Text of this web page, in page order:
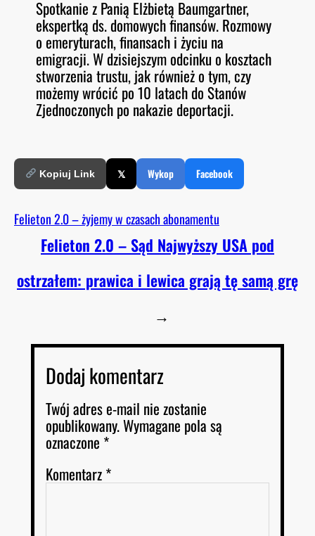
O
D
E
RSS FEED
LINK
EMBED
Spotkanie z Panią Elżbietą Baumgartner,
ekspertką ds. domowych finansów. Rozmowy
o emeryturach, finansach i życiu na
emigracji. W dzisiejszym odcinku o kosztach
stworzenia trustu, jak również o tym, czy
możemy wrócić po 10 latach do Stanów
Zjednoczonych po nakazie deportacji.
Kopiuj Link 𝕏 Wykop Facebook
Felieton 2.0 – żyjemy w czasach abonamentu
Felieton 2.0 – Sąd Najwyższy USA pod
ostrzałem: prawica i lewica grają tę samą grę
→
Dodaj komentarz
Twój adres e-mail nie zostanie
opublikowany.Wymagane pola są
oznaczone *
Komentarz*